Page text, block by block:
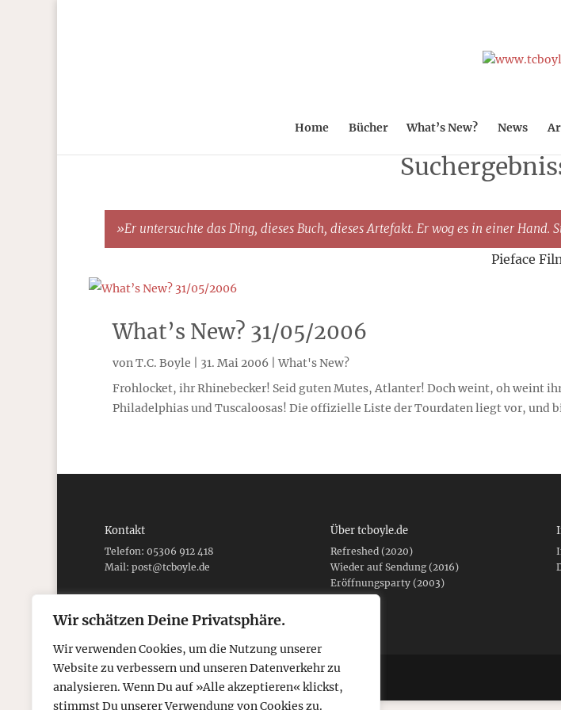
Wir schätzen Deine Privatsphäre.
Wir verwenden Cookies, um die Nutzung unserer
Website zu verbessern und unseren Datenverkehr zu
analysieren. Wenn Du auf »Alle akzeptieren« klickst,
stimmst Du unserer Verwendung von Cookies zu.
Home Bücher What’s New? News
»Er untersuchte das Ding, dieses Buch, dieses Artefakt. Er wog es in einer
Pieface
What’s New? 31/05/2006
vonT.C. Boyle 31. Mai 2006 |What's New?
Frohlocket, ihr Rhinebecker! Seid guten Mutes, Atlanter! Doch weint, oh weint
Philadelphias und Tuscaloosas! Die offizielle Liste der Tourdaten liegt vor, und
Kontakt
Telefon: 05306 912 418
Mail: post@tcboyle.de
Über tcboyle.de
Refreshed (2020)
Wieder auf Sendung (2016)
Eröffnungsparty (2003)